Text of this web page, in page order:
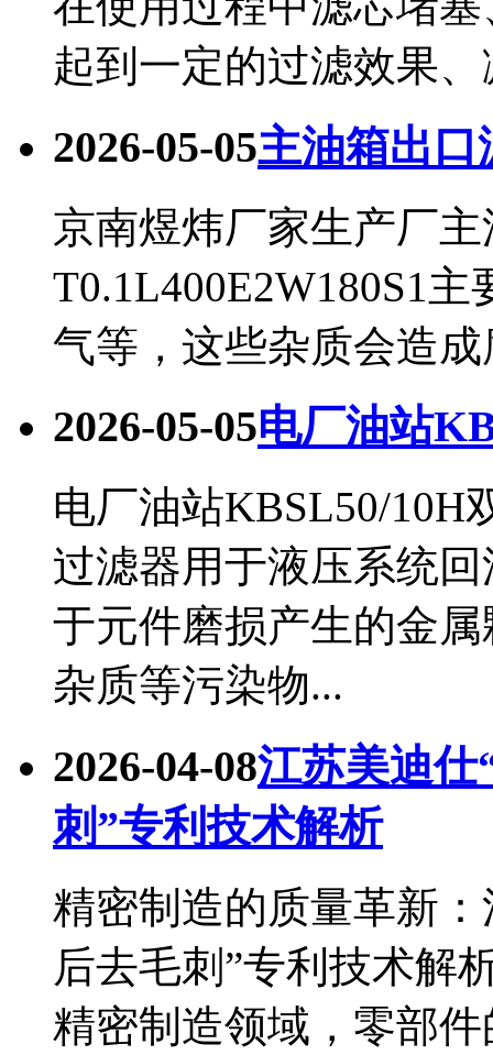
起到一定的过滤效果、
2026-05-05主油箱出口
京南煜炜厂家生产厂
T0.1L400E2W180S1
气等，这些杂质会造
2026-05-05电厂油站
电厂油站KBSL50/10H
过滤器用于液压系统
于元件磨损产生的金
杂质等污染物...
2026-04-08江苏美迪仕
刺”专利技术解析
精密制造的质量革新
后去毛刺”专利技术解
精密制造领域，零部